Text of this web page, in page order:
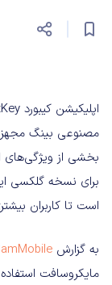
مصنوعی بینگ مجهز
بخشی از ویژگی‌های
برای نسخه گلکسی
است تا کاربران
به گزارش
مایکروسافت